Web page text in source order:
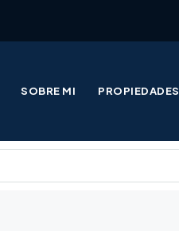
SOBRE MI PROPIEDADES